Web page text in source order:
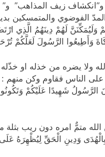
و”انكشاف زيف المذاهب”
الفوضوي والمتمسكين
وَلَيُمَكِّنَنَّ لَهُمْ دِينَهُمُ الَّذِي
وَأَطِيعُوا الرَّسُولَ لَعَلَّكُمْ
ولا يضره من خذله او
على الناس فقاوم وكن منهم
شَهِيدًا عَلَيْكُمْ
متمٌّ امره دون ريب بثلة
وَدِينِ الْحَقِّ لِيُظْهِرَهُ